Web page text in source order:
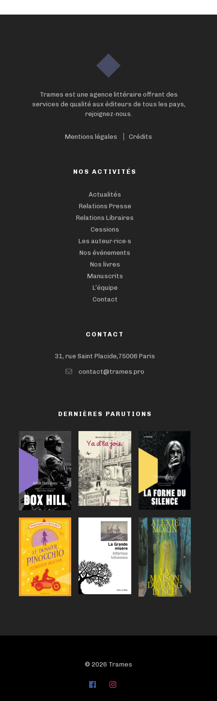
Trames est une agence littéraire offrant des
services de qualité aux éditeurs de tous les pays,
rejoignez-nous.
Mentions légales Crédits
NOS ACTIVITÉS
Actualités
Relations Presse
Relations Libraires
Cessions
Les auteur·rice·s
Nos événements
Nos livres
Manuscrits
L’équipe
Contact
CONTACT
31, rue Saint Placide,75006 Paris
contact@trames.pro
DERNIÈRES PARUTIONS
© 2026 Trames